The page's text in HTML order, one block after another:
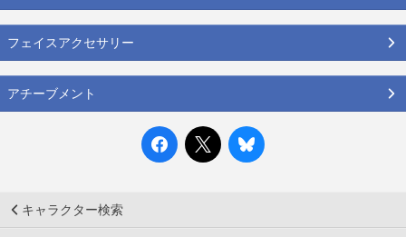
フェイスアクセサリー
アチーブメント
キャラクター検索